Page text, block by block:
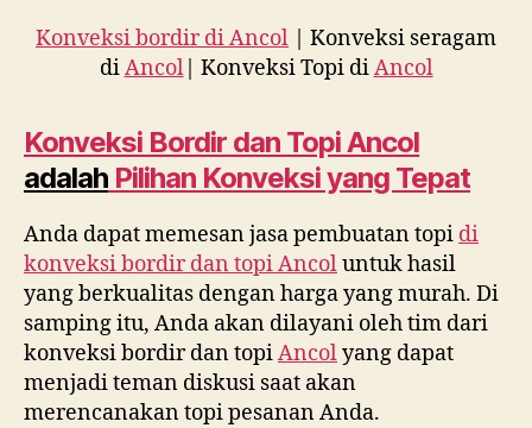
Konveksi bordir di Ancol | Konveksi seragam
diAncol| Konveksi Topi diAncol
Konveksi Bordir dan TopiAncol
adalah Pilihan Konveksi yang Tepat
Anda dapat memesan jasa pembuatan topi di
konveksi bordir dan topiAncoluntuk hasil
yang berkualitas dengan harga yang murah. Di
samping itu, Anda akan dilayani oleh tim dari
konveksi bordir dan topiAncolyang dapat
menjadi teman diskusi saat akan
merencanakan topi pesanan Anda.